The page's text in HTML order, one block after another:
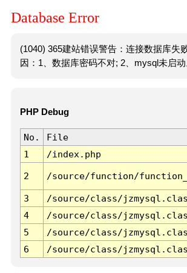
Database Error
(1040) 365建站错误警告：连接数据库失
因：1、数据库密码不对; 2、mysql未启动
PHP Debug
No. File
1
/index.php
2 /source/function/
3 /source/class/
4
/source/class/
5
/source/class/
6
/source/class/